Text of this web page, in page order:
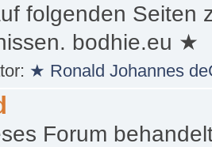
folgenden Seiten
bodhie.eu ★
★ Ronald Johannes
Forum